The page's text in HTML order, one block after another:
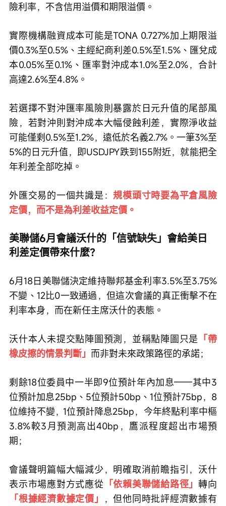
險利率，不含信用溢價和期限溢價。
實際機構融資成本可能是TONA 0.727%加上期限溢
價0.3%至0.5%、主經紀商利差0.5%至1.5%、匯兌成
本0.05%至0.1%、匯率對沖成本1.0%至2.0%，合計
高達2.6%至4.8%。
若選擇不對沖匯率風險則暴露於日元升值的尾部風
險，若對沖則對沖成本大幅侵蝕利差，實際淨收益
可能僅剩0.5%至1.2%，遠低於名義2.7%。一筆3%至
5%的日元升值，即USDJPY跌到155附近，就能把全
年利差全部吃掉。
外匯交易的一個共識是：規模頭寸時要為平倉風險
定價，而不是為利差收益定價。
美聯儲6月會議沃什的「信號缺失」會給美日
利差定價帶來什麼？
6月18日美聯儲決定維持聯邦基金利率3.5%至3.75%
不變、12比0一致通過，但這次會議的真正衝擊不在
利率本身，而在新任主席沃什的表態。
沃什本人未提交點陣圖預測，並稱點陣圖只是 「帶
橡皮擦的情景判斷」 而非對未來政策路徑的承諾；
剩餘18位委員中一半即9位預計年內加息——其中3
位預計加息25bp、5位預計50bp、1位預計75bp，8
位維持不變，1位預計降息25bp，今年終點利率中樞
3.8%較3月預測高出40bp，鷹派程度超出市場預
期；
會議聲明篇幅大幅減少，明確取消前瞻指引，沃什
表示市場應對方式應從 「依賴美聯儲給路徑」轉向
「根據經濟數據定價」
，但他同時批評經濟數據有